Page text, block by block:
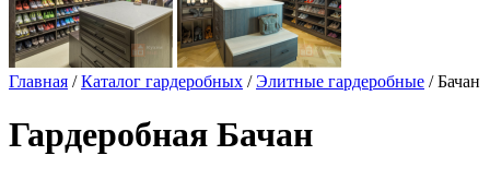
Главная /Каталог гардеробных /Элитные гардеробные / Бачан
Гардеробная Бачан